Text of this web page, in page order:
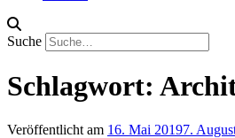
Suche
Schlagwort:
Veröffentlicht am 16. Mai 20197.